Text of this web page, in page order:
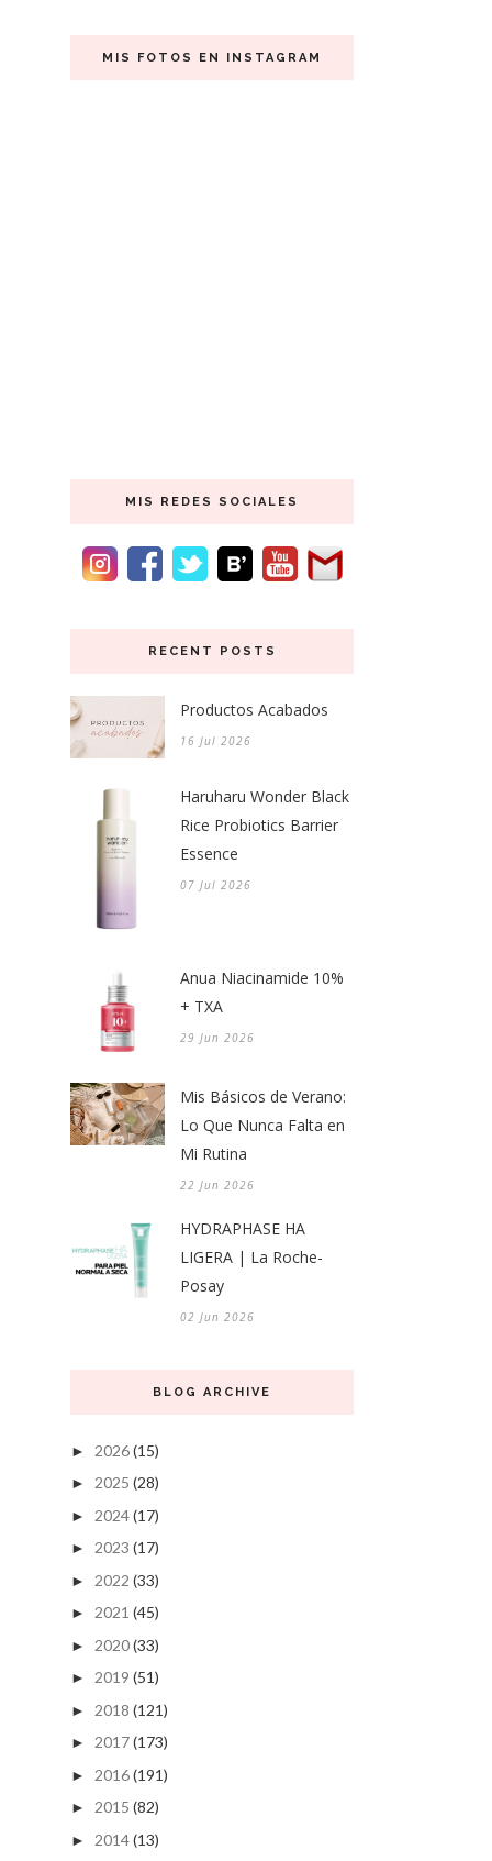
MIS FOTOS EN INSTAGRAM
MIS REDES SOCIALES
RECENT POSTS
Productos Acabados
16 Jul 2026
Haruharu Wonder Black
Rice Probiotics Barrier
Essence
07 Jul 2026
Anua Niacinamide 10%
+ TXA
29 Jun 2026
Mis Básicos de Verano:
Lo Que Nunca Falta en
Mi Rutina
22 Jun 2026
HYDRAPHASE HA
LIGERA | La Roche-
Posay
02 Jun 2026
BLOG ARCHIVE
► 2026(15)
► 2025 (28)
► 2024(17)
► 2023 (17)
► 2022 (33)
► 2021 (45)
► 2020(33)
► 2019 (51)
► 2018 (121)
► 2017(173)
► 2016(191)
► 2015 (82)
► 2014(13)